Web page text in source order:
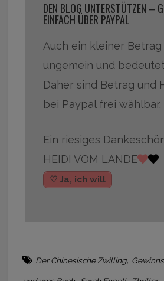
DEN BLOG UNTERSTÜTZEN –
EINFACH ÜBER PAYPAL
Auch ein kleiner
ungemein und
Daher sind Betrag und
bei Paypal frei wählbar.
Ein riesiges
HEIDI VOM LANDE
♡ Ja, ich will
Der Chinesische Zwilling,